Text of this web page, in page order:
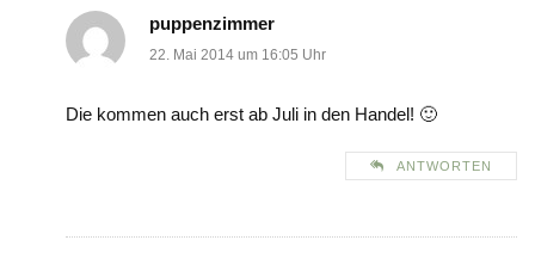
puppenzimmer
22. Mai 2014 um 16:05 Uhr
Die kommen auch erst ab Juli in den Handel! 🙂
ANTWORTEN